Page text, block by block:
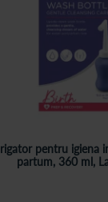
Irigator pentru igiena
partum, 360 ml,